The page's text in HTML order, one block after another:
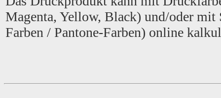
Magenta, Yellow, Black) und/oder mit
Farben / Pantone-Farben) online